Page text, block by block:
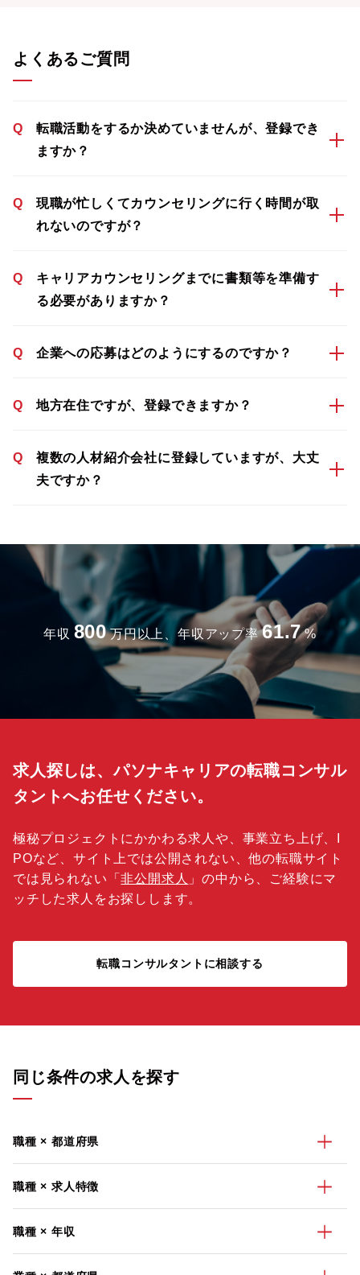
よくあるご質問
Q
転職活動をするか決めていませんが、登録でき
ますか？
Q
現職が忙しくてカウンセリングに行く時間が取
れないのですが？
Q
キャリアカウンセリングまでに書類等を準備す
る必要がありますか？
Q 企業への応募はどのようにするのですか？
Q 地方在住ですが、登録できますか？
Q
複数の人材紹介会社に登録していますが、大丈
夫ですか？
年収 800 万円以上、年収アップ率 61.7 %
求人探しは、パソナキャリアの転職コンサル
タントへお任せください。
極秘プロジェクトにかかわる求人や、事業立ち上げ、I
POなど、サイト上では公開されない、他の転職サイト
では見られない「非公開求人 」の中から、ご経験にマ
ッチした求人をお探しします。
転職コンサルタントに相談する
同じ条件の求人を探す
職種 × 都道府県
職種 × 求人特徴
職種 × 年収